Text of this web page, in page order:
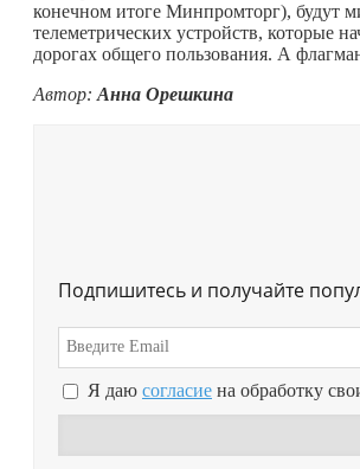
конечном итоге Минпромторг), будут
телеметрических устройств, которые
дорогах общего пользования. А
Автор: Анна Орешкина
Подпишитесь и получайте
Я даю согласие на обработку